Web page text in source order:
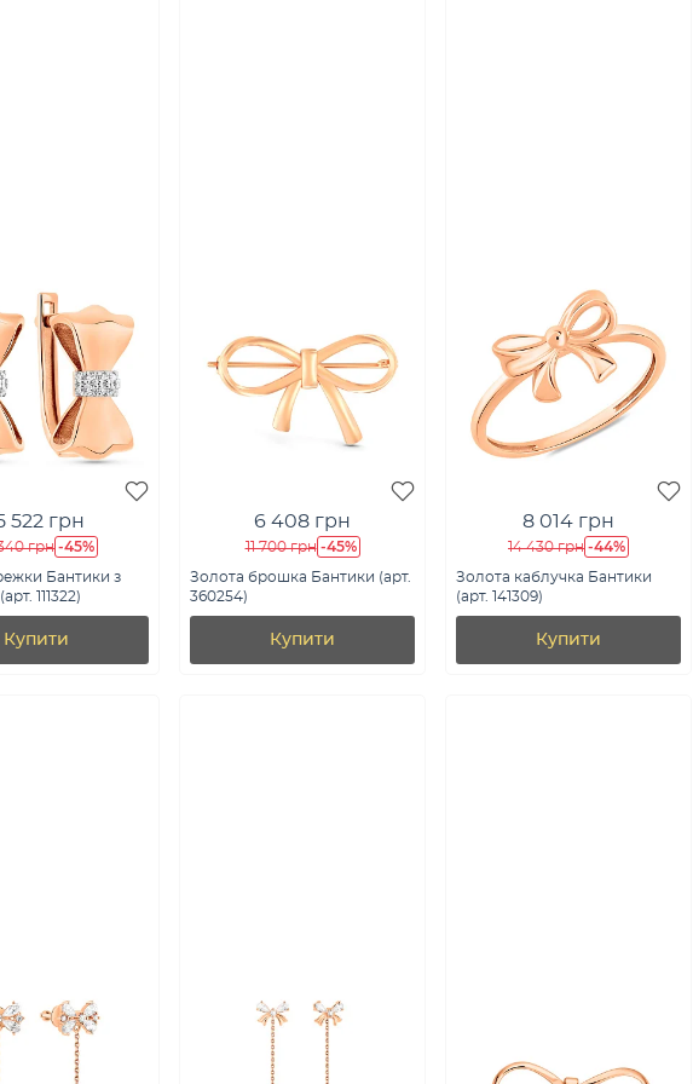
522 грн
грн -45%
Бантики з
111322)
Купити
6 408 грн
11 700 грн -45%
Золота брошка Бантики (арт.
360254)
Купити
8 014 грн
14 430 грн -44%
Золота каблучка Бантики
(арт. 141309)
Купити